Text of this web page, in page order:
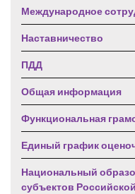
Международное
Наставничество
ПДД
Общая информация
Функциональная
Единый график
Национальный
субъектов